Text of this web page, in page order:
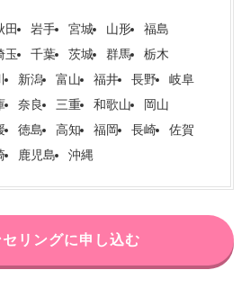
田 岩手 宮城 山形
福島
玉 千葉 茨城 群馬
栃木
新潟 富山 福井 長野
岐阜
奈良 三重 和歌山
岡山
徳島 高知 福岡 長崎
佐賀
鹿児島 沖縄
セリングに申し込む